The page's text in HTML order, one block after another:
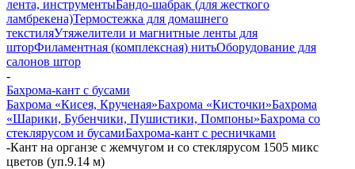
лента, инструментыБандо-шабрак (для жесткого
ламбрекена)Термостежка для домашнего
текстиляУтяжелители и магнитные ленты для
шторФиламентная (комплексная) нитьОборудование для
салонов штор
-
Бахрома-кант с бусами
Бахрома «Кисея, Крученая»Бахрома «Кисточки»Бахрома
«Шарики, Бубенчики, Пушистики, Помпоны»Бахрома со
стеклярусом и бусамиБахрома-кант с ресничками
-Кант на органзе с жемчугом и со стеклярусом 1505 микс
цветов (уп.9.14 м)